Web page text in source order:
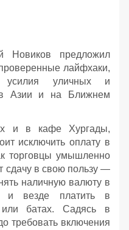
Новиков предложил
лайфхаки,
усилия уличных и
в Азии и на Ближнем
и в кафе Хургады,
исключить оплату в
торговцы умышленно
сдачу в свою пользу —
наличную валюту в
и везде платить в
батах. Садясь в
требовать включения